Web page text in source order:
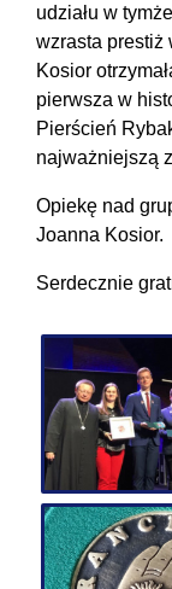
udziału w
wzrasta prestiż
Kosior
pierwsza w
Pierścień
najważniejszą
Opiekę nad
Joanna Kosior.
Serdecznie